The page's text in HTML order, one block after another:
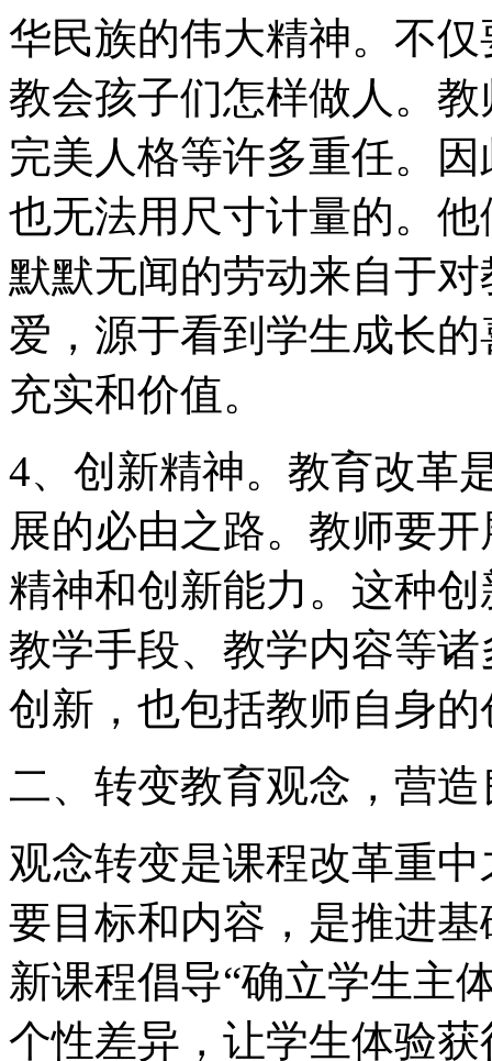
华民族的伟大精神。不
教会孩子们怎样做人。
完美人格等许多重任。
也无法用尺寸计量的。
默默无闻的劳动来自于
爱，源于看到学生成长
充实和价值。
4、创新精神。教育改革
展的必由之路。教师要
精神和创新能力。这种
教学手段、教学内容等
创新，也包括教师自身
二、转变教育观念，营
观念转变是课程改革重
要目标和内容，是推进
新课程倡导“确立学生主
个性差异，让学生体验